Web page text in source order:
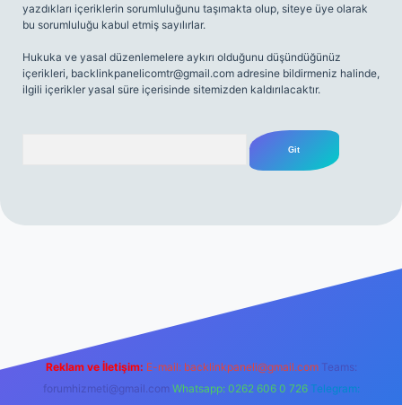
yazdıkları içeriklerin sorumluluğunu taşımakta olup, siteye üye olarak
bu sorumluluğu kabul etmiş sayılırlar.
Hukuka ve yasal düzenlemelere aykırı olduğunu düşündüğünüz
içerikleri, backlinkpanelicomtr@gmail.com adresine bildirmeniz halinde,
ilgili içerikler yasal süre içerisinde sitemizden kaldırılacaktır.
Reklam ve İletişim: E-mail: backlinkpaneli@gmail.com Teams:
forumhizmeti@gmail.com Whatsapp: 0262 606 0 726 Telegram: